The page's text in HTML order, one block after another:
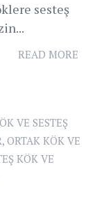
sesteş
READ MORE
VE SESTEŞ
, ORTAK KÖK VE
KÖK VE